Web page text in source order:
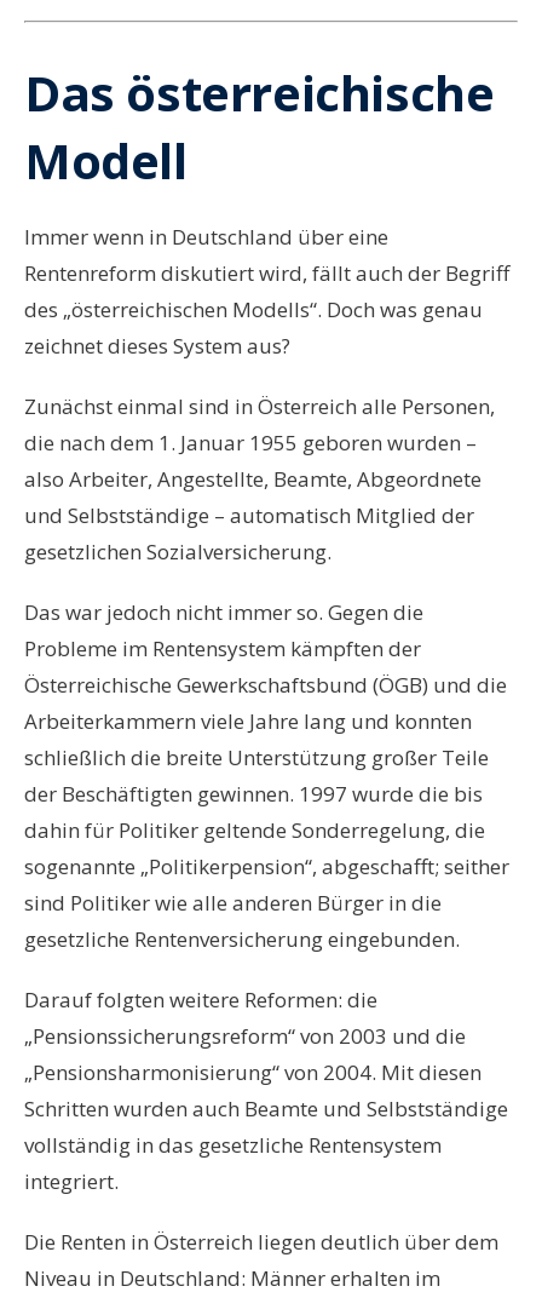
Das österreichische
Modell
Immer wenn in Deutschland über eine
Rentenreform diskutiert wird, fällt auch der Begriff
des „österreichischen Modells“. Doch was genau
zeichnet dieses System aus?
Zunächst einmal sind in Österreich alle Personen,
die nach dem 1. Januar 1955 geboren wurden –
also Arbeiter, Angestellte, Beamte, Abgeordnete
und Selbstständige – automatisch Mitglied der
gesetzlichen Sozialversicherung.
Das war jedoch nicht immer so. Gegen die
Probleme im Rentensystem kämpften der
Österreichische Gewerkschaftsbund (ÖGB) und die
Arbeiterkammern viele Jahre lang und konnten
schließlich die breite Unterstützung großer Teile
der Beschäftigten gewinnen. 1997 wurde die bis
dahin für Politiker geltende Sonderregelung, die
sogenannte „Politikerpension“, abgeschafft; seither
sind Politiker wie alle anderen Bürger in die
gesetzliche Rentenversicherung eingebunden.
Darauf folgten weitere Reformen: die
„Pensionssicherungsreform“ von 2003 und die
„Pensionsharmonisierung“ von 2004. Mit diesen
Schritten wurden auch Beamte und Selbstständige
vollständig in das gesetzliche Rentensystem
integriert.
Die Renten in Österreich liegen deutlich über dem
Niveau in Deutschland: Männer erhalten im